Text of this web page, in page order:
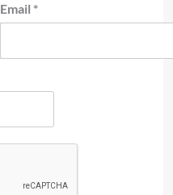
Email *